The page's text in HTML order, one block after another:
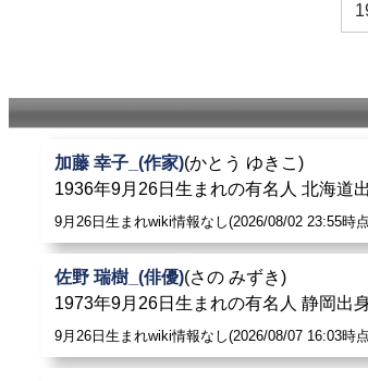
加藤 幸子_(作家)(かとう ゆきこ)
1936年9月26日生まれの有名人 北海道
9月26日生まれwiki情報なし(2026/08/02 23:55時
佐野 瑞樹_(俳優)(さの みずき)
1973年9月26日生まれの有名人 静岡出
9月26日生まれwiki情報なし(2026/08/07 16:03時